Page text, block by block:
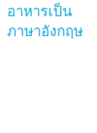
อาหารเป็น
ภาษาอังกฤษ